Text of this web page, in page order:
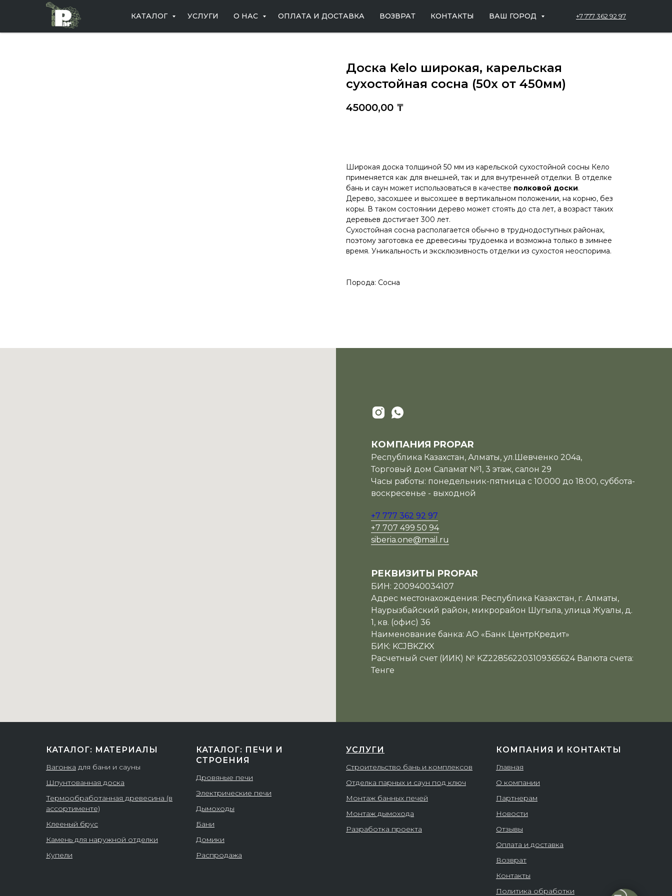
КАТАЛОГ УСЛУГИ О НАС ОПЛАТА И ДОСТАВКА ВОЗВРАТ КОНТАКТЫ ВАШ ГОРОД +7 777 362 92 97
Доска Kelo широкая, карельская
сухостойная сосна (50х от 450мм)
45000,00 ₸
Широкая доска толщиной 50 мм из карельской сухостойной сосны Кело
применяется как для внешней, так и для внутренней отделки. В отделке
бань и саун может использоваться в качестве полковой доски.
Дерево, засохшее и высохшее в вертикальном положении, на корню, без
коры. В таком состоянии дерево может стоять до ста лет, а возраст таких
деревьев достигает 300 лет.
Сухостойная сосна располагается обычно в труднодоступных районах,
поэтому заготовка ее древесины трудоемка и возможна только в зимнее
время. Уникальность и эксклюзивность отделки из сухостоя неоспорима.
Порода: Сосна
КОМПАНИЯ PROPAR
Республика Казахстан, Алматы, ул.Шевченко 204а,
Торговый дом Саламат №1, 3 этаж, салон 29
Часы работы: понедельник-пятница с 10:000 до 18:00, суббота-
воскресенье - выходной
+7 777 362 92 97
+7 707 499 50 94
siberia.one@mail.ru
РЕКВИЗИТЫ PROPAR
БИН: 200940034107
Адрес местонахождения: Республика Казахстан, г. Алматы,
Наурызбайский район, микрорайон Шугыла, улица Жуалы, д.
1, кв. (офис) 36
Наименование банка: АО «Банк ЦентрКредит»
БИК: KCJBKZKX
Расчетный счет (ИИК) № KZ228562203109365624 Валюта счета:
Тенге
КАТАЛОГ: МАТЕРИАЛЫ
Вагонка для бани и сауны
Шпунтованная доска
Термообработанная древесина (в
ассортименте)
Клееный брус
Камень для наружной отделки
Купели
КАТАЛОГ: ПЕЧИ И
СТРОЕНИЯ
Дровяные печи
Электрические печи
Дымоходы
Бани
Домики
Распродажа
УСЛУГИ
Строительство бань и комплексов
Отделка парных и саун под ключ
Монтаж банных печей
Монтаж дымохода
Разработка проекта
КОМПАНИЯ И КОНТАКТЫ
Главная
О компании
Партнерам
Новости
Отзывы
Оплата и доставка
Возврат
Контакты
Политика обработки